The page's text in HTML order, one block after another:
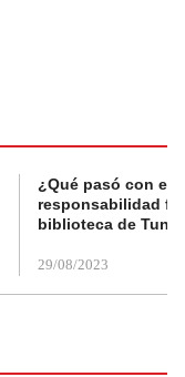
¿Qué pasó con el
responsabilidad
biblioteca de
29/08/2023